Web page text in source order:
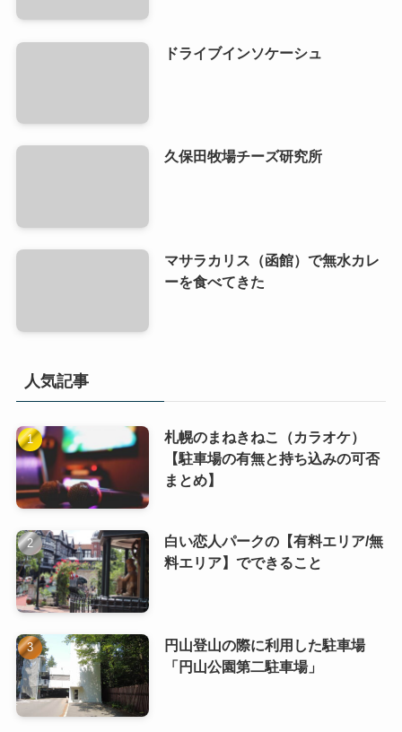
ドライブインソケーシュ
久保田牧場チーズ研究所
マサラカリス（函館）で無水カレ
ーを食べてきた
人気記事
札幌のまねきねこ（カラオケ）
【駐車場の有無と持ち込みの可否
まとめ】
白い恋人パークの【有料エリア/無
料エリア】でできること
円山登山の際に利用した駐車場
「円山公園第二駐車場」